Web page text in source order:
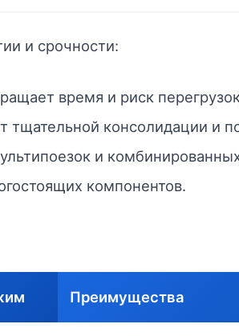
и срочности:
время и риск
консолидации и
и
компонентов.
Преимущества